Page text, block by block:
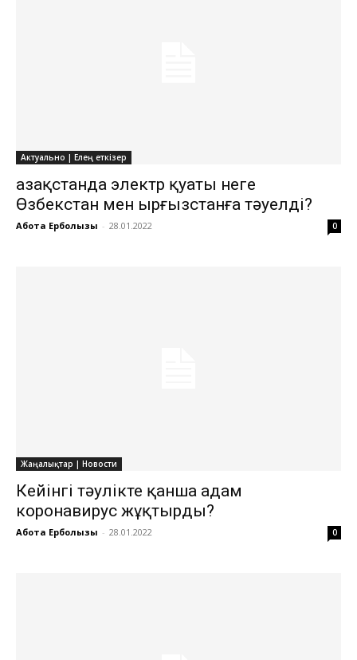
Актуально | Елең еткізер
Қазақстанда электр қуаты неге
Өзбекстан мен Қырғызстанға тәуелді?
Ақбота Ерболқызы - 28.01.2022 0
Жаңалықтар | Новости
Кейінгі тәулікте қанша адам
коронавирус жұқтырды?
Ақбота Ерболқызы - 28.01.2022 0